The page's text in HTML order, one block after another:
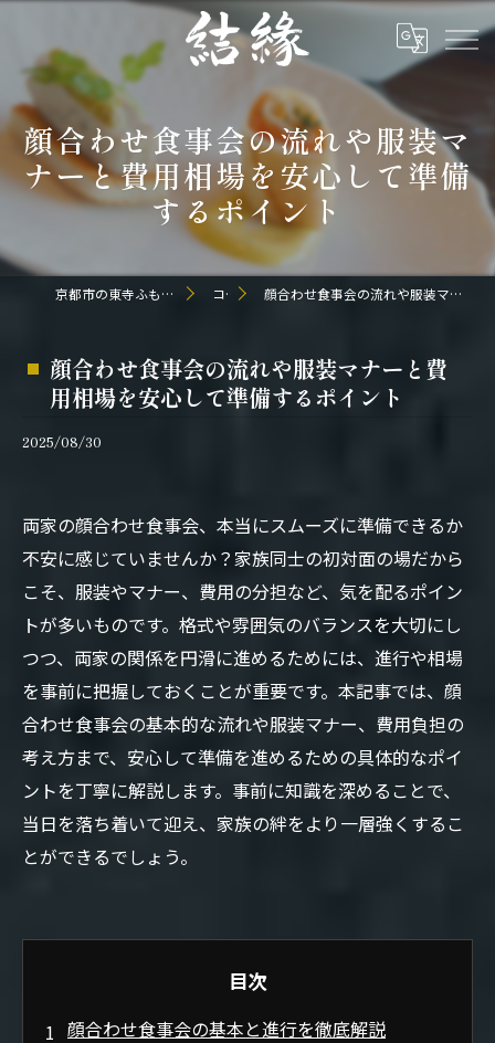
顔合わせ食事会の流れや服装マ
ナーと費用相場を安心して準備
するポイント
京都市の東寺ふもとの和食なら日本料理 結縁 コラム 顔合わせ食事会の流れや服装マナーと費用相場を安心して準備するポイント
顔合わせ食事会の流れや服装マナーと費
用相場を安心して準備するポイント
2025/08/30
両家の顔合わせ食事会、本当にスムーズに準備できるか
不安に感じていませんか？家族同士の初対面の場だから
こそ、服装やマナー、費用の分担など、気を配るポイン
トが多いものです。格式や雰囲気のバランスを大切にし
つつ、両家の関係を円滑に進めるためには、進行や相場
を事前に把握しておくことが重要です。本記事では、顔
合わせ食事会の基本的な流れや服装マナー、費用負担の
考え方まで、安心して準備を進めるための具体的なポイ
ントを丁寧に解説します。事前に知識を深めることで、
当日を落ち着いて迎え、家族の絆をより一層強くするこ
とができるでしょう。
目次
顔合わせ食事会の基本と進行を徹底解説